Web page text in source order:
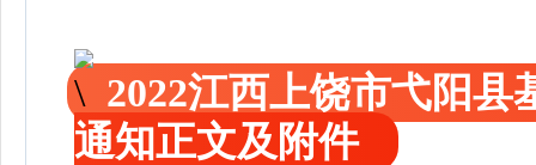
2022江西上饶市弋阳
通知正文及附件